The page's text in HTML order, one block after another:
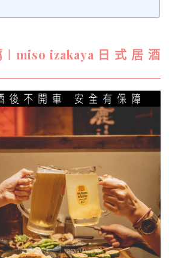
izakaya 日 式 居 酒